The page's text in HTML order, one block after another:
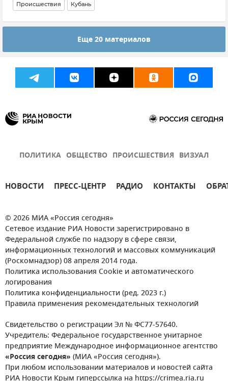
Происшествия Кубань
Еще 20 материалов
ПОЛИТИКА ОБЩЕСТВО ПРОИСШЕСТВИЯ ВИЗУАЛ
НОВОСТИ ПРЕСС-ЦЕНТР РАДИО КОНТАКТЫ
© 2026 МИА «Россия сегодня»
Сетевое издание РИА Новости зарегистрировано в
Федеральной службе по надзору в сфере связи,
информационных технологий и массовых коммуникаций
(Роскомнадзор) 08 апреля 2014 года.
Политика использования Cookie и автоматического
логирования
Политика конфиденциальности (ред. 2023 г.)
Правила применения рекомендательных технологий
Свидетельство о регистрации Эл № ФС77-57640.
Учредитель: Федеральное государственное унитарное
предприятие Международное информационное агентство
«Россия сегодня» (МИА «Россия сегодня»).
При любом использовании материалов и новостей сайта